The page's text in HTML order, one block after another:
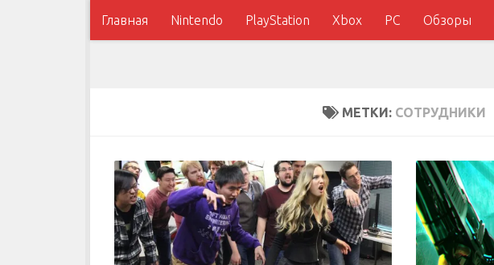
Главная Nintendo PlayStation Xbox PC Обзоры
МЕТКИ: СОТРУДНИКИ